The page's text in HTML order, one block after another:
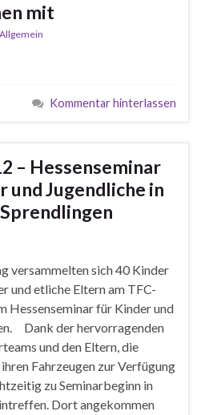
mit
Allgemein
Kommentar hinterlassen
– Hessenseminar
und Jugendliche in
versammelten sich 40 Kinder
und etliche Eltern am TFC-
Hessenseminar für Kinder und
Dank der hervorragenden
und den Eltern, die
Fahrzeugen zur Verfügung
zu Seminarbeginn in
Dort angekommen